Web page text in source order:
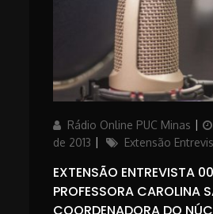
AuthorRádio Online PUC Minas
de 2013
Categories
Extensão
EXTENSÃO ENTREVISTA
PROFESSORA CAROLINA